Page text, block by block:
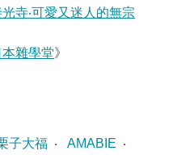
寺‧可愛又迷人的無宗
雜學堂》
子大福 ‧ AMABIE ‧